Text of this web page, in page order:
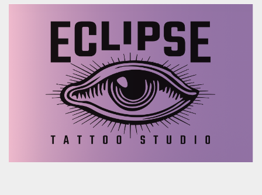
viene utilizzato
specifico per il
buon esempio è
mantenere uno
stato di accesso
per un utente
Stripe
m.stripe.com
1 anno 1
mese
Questo cookie
viene
generalmente
dei servizi di
elaborazione
facilitando la